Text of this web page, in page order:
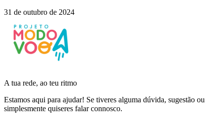
31 de outubro de 2024
A tua rede, ao teu ritmo
Estamos aqui para ajudar! Se tiveres alguma dúvida, sugestão ou
simplesmente quiseres falar connosco.